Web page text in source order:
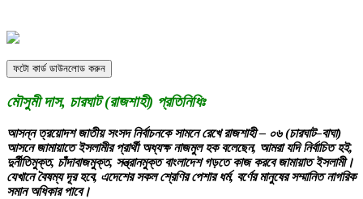
ফটো কার্ড ডাউনলোড করুন
মৌসুমী দাস, চারঘাট (রাজশাহী) প্রতিনিধিঃ
আসন্ন ত্রয়োদশ জাতীয় সংসদ নির্বাচনকে সামনে রেখে রাজশাহী – ০৬ (চারঘাট–বাঘা)
আসনে জামায়াতে ইসলামীর প্রার্থী অধ্যক্ষ নাজমুল হক বলেছেন, আমরা যদি নির্বাচিত হই,
দুর্নীতিমুক্ত, চাঁদাবাজমুক্ত, সন্ত্রানমুক্ত বাংলাদেশ গড়তে কাজ করবে জামায়াত ইসলামী।
যেখানে বৈষম্য দূর হবে, এদেশের সকল শ্রেণির পেশার ধর্ম, বর্ণের মানুষের সম্মানিত নাগরিক
সমান অধিকার পাবে।